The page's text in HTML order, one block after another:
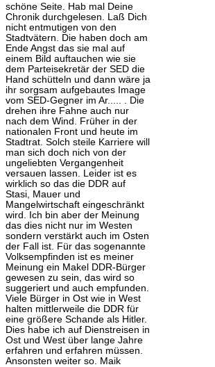
schöne Seite. Hab mal Deine
Chronik durchgelesen. Laß Dich
nicht entmutigen von den
Stadtvätern. Die haben doch am
Ende Angst das sie mal auf
einem Bild auftauchen wie sie
dem Parteisekretär der SED die
Hand schütteln und dann wäre ja
ihr sorgsam aufgebautes Image
vom SED-Gegner im Ar..... . Die
drehen ihre Fahne auch nur
nach dem Wind. Früher in der
nationalen Front und heute im
Stadtrat. Solch steile Karriere will
man sich doch nich von der
ungeliebten Vergangenheit
versauen lassen. Leider ist es
wirklich so das die DDR auf
Stasi, Mauer und
Mangelwirtschaft eingeschränkt
wird. Ich bin aber der Meinung
das dies nicht nur im Westen
sondern verstärkt auch im Osten
der Fall ist. Für das sogenannte
Volksempfinden ist es meiner
Meinung ein Makel DDR-Bürger
gewesen zu sein, das wird so
suggeriert und auch empfunden.
Viele Bürger in Ost wie in West
halten mittlerweile die DDR für
eine größere Schande als Hitler.
Dies habe ich auf Dienstreisen in
Ost und West über lange Jahre
erfahren und erfahren müssen.
Ansonsten weiter so. Maik